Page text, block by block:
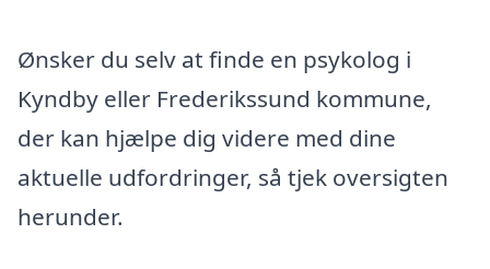
Ønsker du selv at finde en psykolog i
Kyndby eller Frederikssund kommune,
der kan hjælpe dig videre med dine
aktuelle udfordringer, så tjek oversigten
herunder.